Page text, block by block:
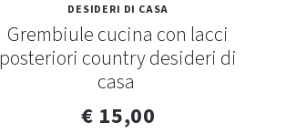
DESIDERI DI CASA
Grembiule cucina con lacci
posteriori country desideri di
casa
€ 15,00